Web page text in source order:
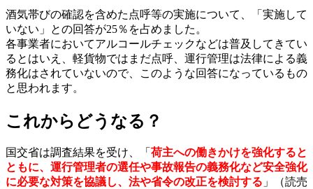
酒気帯びの確認を含めた点呼等の実施について、「実施して
いない」との回答が25％を占めました。
各事業者においてアルコールチェックなどは普及してきてい
るとはいえ、軽貨物ではまだ点呼、運行管理は法律による義
務化はされていないので、このような回答になっているもの
と思われます。
これからどうなる？
国交省は調査結果を受け、「 荷主への働きかけを強化すると
ともに、運行管理者の選任や事故報告の義務化など安全強化
に必要な対策を協議し、法や省令の改正を検討する 」（読売